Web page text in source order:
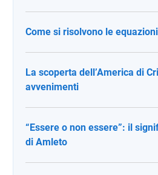
Come si risolvono le
La scoperta dell’America di
avvenimenti
“Essere o non essere”: il
di Amleto